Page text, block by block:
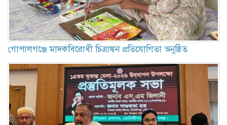
গোপালগঞ্জে মাদকবিরোধী চিত্রাঙ্কন প্রতিযোগিতা অনুষ্ঠিত